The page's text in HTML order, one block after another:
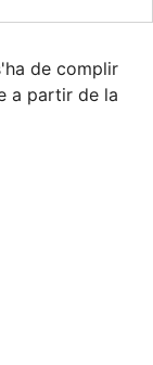
de complir
a partir de la